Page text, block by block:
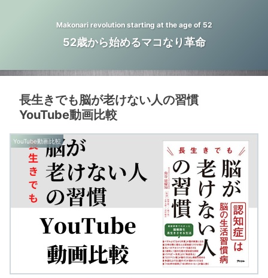
Makonari revolution starting at the age of 52
52歳から始めるマコなり革命
長生きでも脳が老けない人の習慣
YouTube動画比較
YouTube動画比較